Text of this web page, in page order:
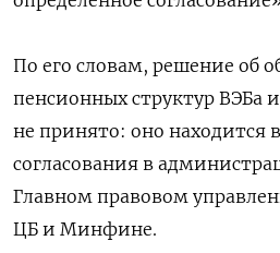
По его словам, решение об
пенсионных структур ВЭБа
не принято: оно находится
согласования в
Главном правовом
ЦБ и Минфине.